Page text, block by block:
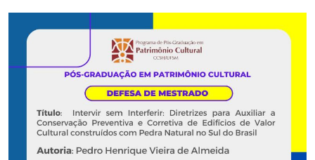
Secretaria de Governo
Gabinete de Segurança Institucional